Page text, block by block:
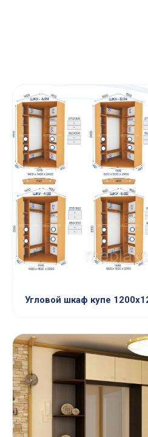
Угловой шкаф купе